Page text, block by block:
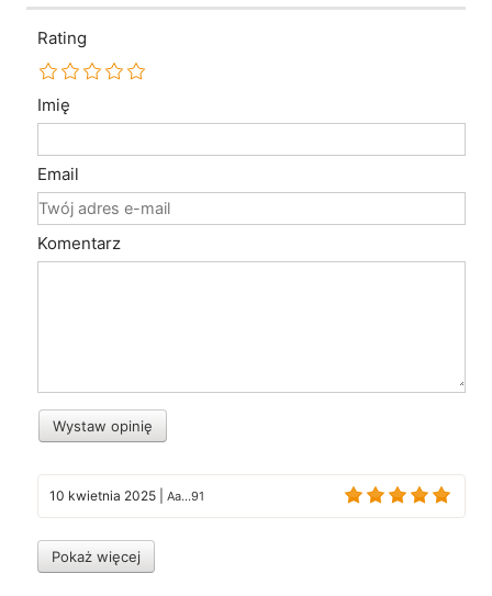
Rating
Imię
Email
Komentarz
Wystaw opinię
10 kwietnia 2025 Aa...91
Pokaż więcej